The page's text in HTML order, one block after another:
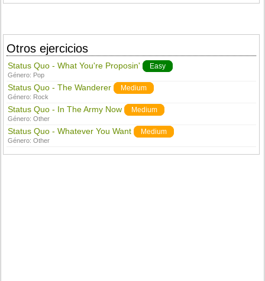
Otros ejercicios
Status Quo - What You're Proposin' Easy
Género: Pop
Status Quo - The Wanderer Medium
Género: Rock
Status Quo - In The Army Now Medium
Género:Other
Status Quo - Whatever You Want Medium
Género:Other